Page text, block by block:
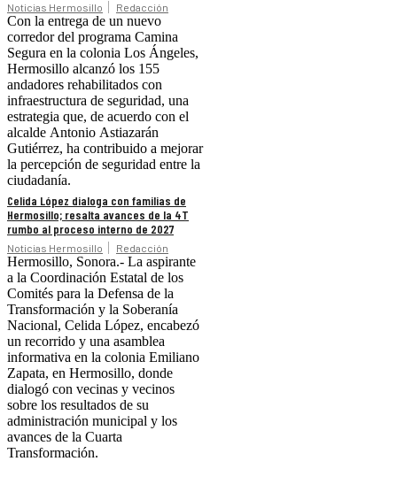
Noticias Hermosillo Redacción
Con la entrega de un nuevo
corredor del programa Camina
Segura en la colonia Los Ángeles,
Hermosillo alcanzó los 155
andadores rehabilitados con
infraestructura de seguridad, una
estrategia que, de acuerdo con el
alcalde Antonio Astiazarán
Gutiérrez, ha contribuido a mejorar
la percepción de seguridad entre la
ciudadanía.
Celida López dialoga con familias de
Hermosillo; resalta avances de la 4T
rumbo al proceso interno de 2027
Noticias Hermosillo Redacción
Hermosillo, Sonora.- La aspirante
a la Coordinación Estatal de los
Comités para la Defensa de la
Transformación y la Soberanía
Nacional, Celida López, encabezó
un recorrido y una asamblea
informativa en la colonia Emiliano
Zapata, en Hermosillo, donde
dialogó con vecinas y vecinos
sobre los resultados de su
administración municipal y los
avances de la Cuarta
Transformación.